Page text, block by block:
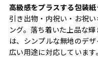
高級感をプラスする包装
引き出物・内祝い・お祝
ング。落ち着いた上品な
は、シンプルな無地のデ
広い用途に対応しています。